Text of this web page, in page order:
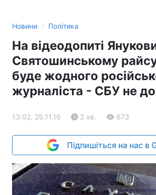
Новини › Політика
На відеодопиті
Святошинському
буде жодного
журналіста - СБУ не
13:02, 25.11.16 2 хв. 673
Підпишіться на нас в